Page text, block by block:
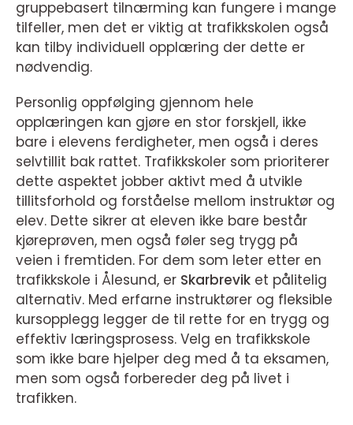
gruppebasert tilnærming kan fungere i mange
tilfeller, men det er viktig at trafikkskolen også
kan tilby individuell opplæring der dette er
nødvendig.
Personlig oppfølging gjennom hele
opplæringen kan gjøre en stor forskjell, ikke
bare i elevens ferdigheter, men også i deres
selvtillit bak rattet. Trafikkskoler som prioriterer
dette aspektet jobber aktivt med å utvikle
tillitsforhold og forståelse mellom instruktør og
elev. Dette sikrer at eleven ikke bare består
kjøreprøven, men også føler seg trygg på
veien i fremtiden. For dem som leter etter en
trafikkskole i Ålesund, er Skarbrevik et pålitelig
alternativ. Med erfarne instruktører og fleksible
kursopplegg legger de til rette for en trygg og
effektiv læringsprosess. Velg en trafikkskole
som ikke bare hjelper deg med å ta eksamen,
men som også forbereder deg på livet i
trafikken.